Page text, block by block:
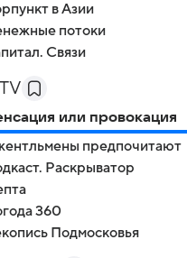
в Азии
потоки
Связи
или провокация
предпочитают
Раскрыватор
360
Подмосковья